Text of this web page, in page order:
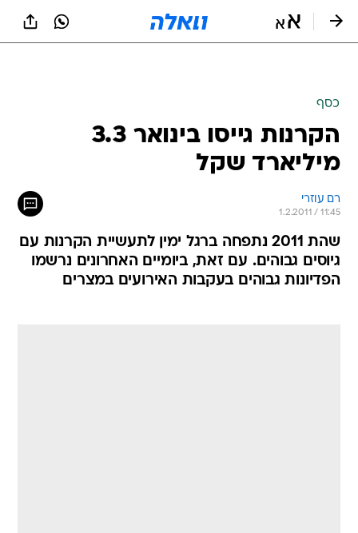
כסף
הקרנות גייסו בינואר 3.3
מיליארד שקל
רם עוזרי
1.2.2011 / 11:45
שהת 2011 נתפחה ברגל ימין לתעשיית הקרנות עם
גיוסים גבוהים. עם זאת, ביומיים האחרונים נרשמו
הפדיונות גבוהים בעקבות האירועים במצרים